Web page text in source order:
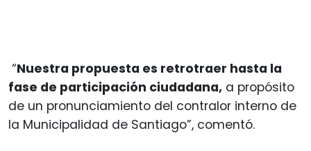
“Nuestra propuesta es retrotraer hasta la
fase de participación ciudadana, a propósito
de un pronunciamiento del contralor interno de
la Municipalidad de Santiago”, comentó.